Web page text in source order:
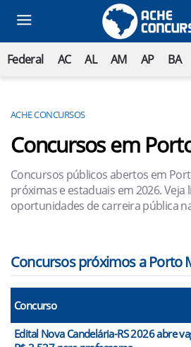
Federal AC AL AM AP BA
ACHE CONCURSOS
Concursos em
Concursos públicos abertos em
próximas e estaduais em 2026. Veja
oportunidades de carreira pública
Concursos próximos a Porto
Concurso
Edital Nova Candelária-RS 2026 abre